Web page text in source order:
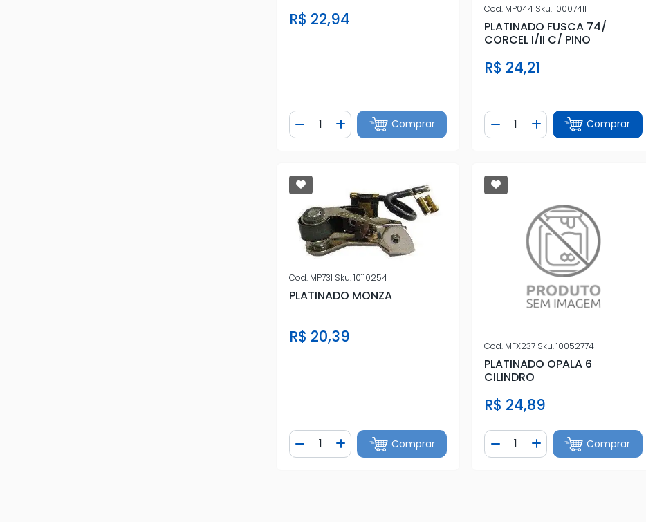
R$ 22,94
Diminuir Quantidade
Quantidade
Adicionar Quantidade
Comprar
Cod. MP044 Sku.10007411
PLATINADO FUSCA 74/
CORCEL I/II C/ PINO
R$ 24,21
Diminuir Quantidade
Quantidade
Adicionar Quantidade
Comprar
Cod. MP731 Sku.10110254
PLATINADO MONZA
R$ 20,39
Diminuir Quantidade
Quantidade
Adicionar Quantidade
Comprar
Cod. MFX237 Sku.10052774
PLATINADO OPALA 6
CILINDRO
R$ 24,89
Diminuir Quantidade
Quantidade
Adicionar Quantidade
Comprar